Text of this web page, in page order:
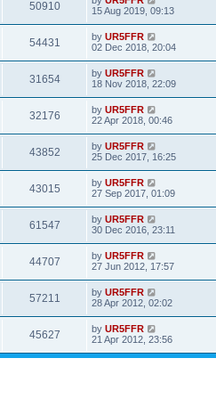
50910
15 Aug 2019, 09:13
54431 by UR5FFR
02 Dec 2018, 20:04
31654 by UR5FFR
18 Nov 2018, 22:09
32176 by UR5FFR
22 Apr 2018, 00:46
43852 by UR5FFR
25 Dec 2017, 16:25
43015 by UR5FFR
27 Sep 2017, 01:09
61547 by UR5FFR
30 Dec 2016, 23:11
44707 by UR5FFR
27 Jun 2012, 17:57
57211 by UR5FFR
28 Apr 2012, 02:02
45627 by UR5FFR
21 Apr 2012, 23:56